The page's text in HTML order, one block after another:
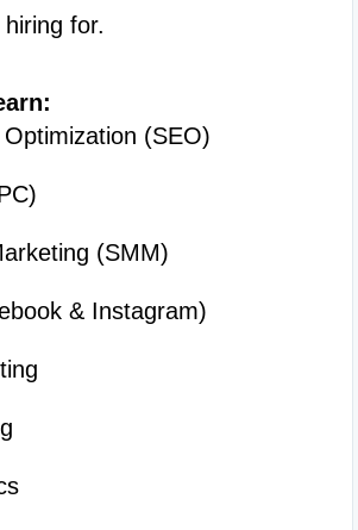
for.
(SEO)
(SMM)
& Instagram)